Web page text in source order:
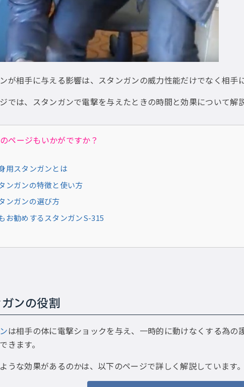
が相手に与える影響は、スタンガンの威力性能だけでなく相手
では、スタンガンで電撃を与えたときの時間と効果について解説
ページもいかがですか？
用スタンガンとは
ンガンの特徴と使い方
ンガンの選び方
お勧めするスタンガンS-315
ンの役割
は相手の体に電撃ショックを与え、一時的に動けなくする為
きます。
うな効果があるのかは、以下のページで詳しく解説しています。